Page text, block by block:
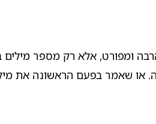
או שאמר בפעם הראשונה את